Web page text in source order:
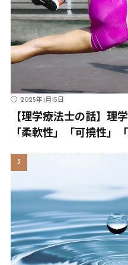
2025年1月15日
【理学療法士の話】理
「柔軟性」「可撓性」